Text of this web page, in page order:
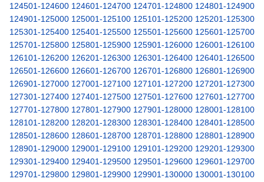
124501-124600 124601-124700 124701-124800 124801-124900
124901-125000 125001-125100 125101-125200 125201-125300
125301-125400 125401-125500 125501-125600 125601-125700
125701-125800 125801-125900 125901-126000 126001-126100
126101-126200 126201-126300 126301-126400 126401-126500
126501-126600 126601-126700 126701-126800 126801-126900
126901-127000 127001-127100 127101-127200 127201-127300
127301-127400 127401-127500 127501-127600 127601-127700
127701-127800 127801-127900 127901-128000 128001-128100
128101-128200 128201-128300 128301-128400 128401-128500
128501-128600 128601-128700 128701-128800 128801-128900
128901-129000 129001-129100 129101-129200 129201-129300
129301-129400 129401-129500 129501-129600 129601-129700
129701-129800 129801-129900 129901-130000 130001-130100